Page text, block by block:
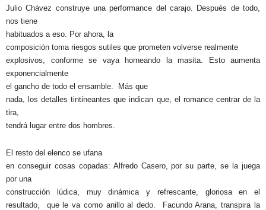
Julio Chávez construye una performance del carajo. Después de todo,
nos tiene
habituados a eso. Por ahora, la
composición toma riesgos sutiles que prometen volverse realmente
explosivos, conforme se vaya horneando la masita. Esto aumenta
exponencialmente
el gancho de todo el ensamble.
Más que
nada, los detalles tintineantes que indican que, el romance centrar de la
tira,
tendrá lugar entre dos hombres.
El resto del elenco se ufana
en conseguir cosas copadas: Alfredo Casero, por su parte, se la juega
por una
construcción lúdica, muy dinámica y refrescante, gloriosa en el
resultado,
que le va como anillo al dedo.
Facundo Arana, transpira la